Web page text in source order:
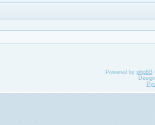
Powered by phpBB